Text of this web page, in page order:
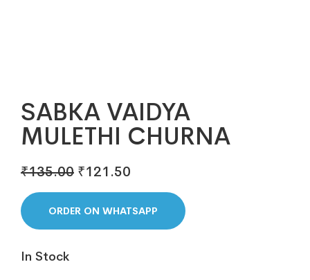
SABKA VAIDYA
MULETHI CHURNA
₹135.00 Original
price
was:
₹135.00.
₹121.50
price
is:
₹121.50.
ORDER ON WHATSAPP
In Stock